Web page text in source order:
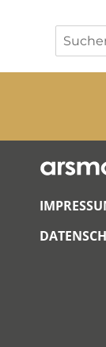
Suchen
nach: